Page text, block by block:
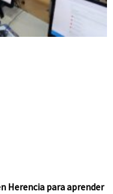
Herencia para aprender